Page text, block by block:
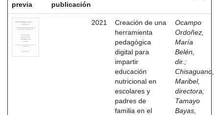
previa
publicación
2021
Creación de una
herramienta
pedagógica
digital para
impartir
educación
nutricional en
escolares y
padres de
familia en el
Ocampo
Ordoñez,
María
Belén,
dir. ;
Chisaguano,
Maribel,
directora;
Tamayo
Bayas,